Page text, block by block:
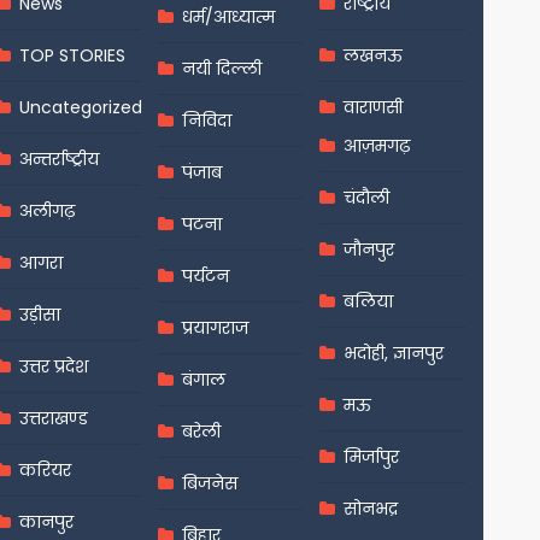
TOP STORIES
Uncategorized
अन्तर्राष्ट्रीय
अलीगढ़
आगरा
उड़ीसा
उत्तर प्रदेश
उत्तराखण्ड
करियर
कानपुर
धर्म/आध्यात्म
नयी दिल्ली
निविदा
पंजाब
पटना
पर्यटन
प्रयागराज
बंगाल
बरेली
बिजनेस
बिहार
लखनऊ
वाराणसी
आज़मगढ़
चंदौली
जौनपुर
बलिया
भदोही, ज्ञानपुर
मऊ
मिर्जापुर
सोनभद्र